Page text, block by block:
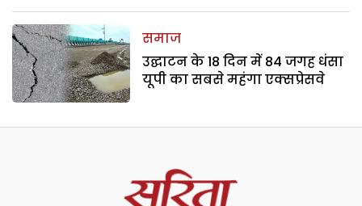
समाज
उद्घाटन के 18 दिन में 84 जगह धंसा
यूपी का सबसे महंगा एक्सप्रेसवे